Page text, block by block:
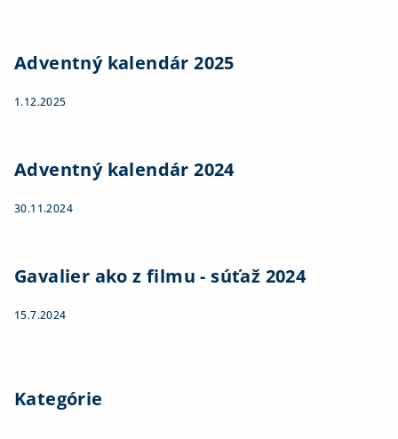
Adventný kalendár 2025
1.12.2025
Adventný kalendár 2024
30.11.2024
Gavalier ako z filmu - súťaž 2024
15.7.2024
Kategórie